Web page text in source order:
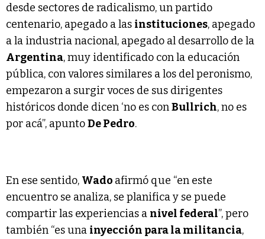
desde sectores de radicalismo, un partido
centenario, apegado a las instituciones, apegado
a la industria nacional, apegado al desarrollo de la
Argentina, muy identificado con la educación
pública, con valores similares a los del peronismo,
empezaron a surgir voces de sus dirigentes
históricos donde dicen ‘no es conBullrich, no es
por acá”, apuntoDe Pedro.
En ese sentido, Wado afirmó que “en este
encuentro se analiza, se planifica y se puede
compartir las experiencias a nivel federal”, pero
también “es una inyección para la militancia,